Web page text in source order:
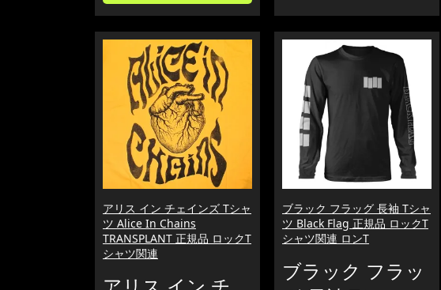
アリス イン チェインズ Tシャ
ツ Alice In Chains
TRANSPLANT 正規品 ロックT
シャツ関連
ブラック フラッグ 長袖 Tシャ
ツ Black Flag 正規品 ロックT
シャツ関連 ロンT
ブラック フラッ